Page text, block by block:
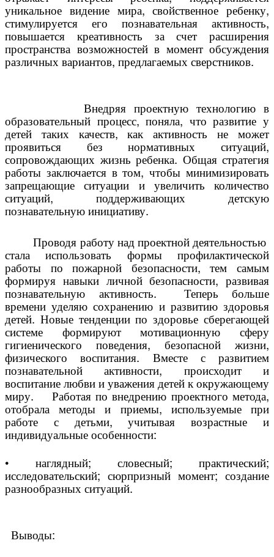
уникальное видениемира, свойственное ребенку,
стимулируется его познавательная активность,
повышается креативность за счет расширения
пространства возможностей в момент обсуждения
различных вариантов, предлагаемых сверстников.
Внедряя проектную технологию в
образовательный процесс, поняла, что развитие у
детей таких качеств, как активность не может
проявиться без нормативных ситуаций,
сопровождающих жизнь ребенка. Общая стратегия
работы заключается в том, чтобы минимизировать
запрещающие ситуации и увеличить количество
ситуаций, поддерживающих детскую
познавательную инициативу.
Проводя работу над проектной деятельностью
стала использовать формы профилактической
работы попожарной безопасности, тем самым
формируя навыки личной безопасности, развивая
познавательную активность. Теперь больше
времени уделяю сохранению и развитию здоровья
детей. Новые тенденции по здоровье сберегающей
системе формируют мотивационную сферу
гигиенического поведения, безопасной жизни,
физического воспитания. Вместе с развитием
познавательной активности, происходит и
воспитание любви и уважения детей к окружающему
миру. Работая по внедрению проектного метода,
отобрала методы и приемы, используемые при
работе с детьми, учитывая возрастные и
индивидуальные особенности:
• наглядный; словесный; практический;
исследовательский; сюрпризный момент; создание
разнообразных ситуаций.
Выводы: